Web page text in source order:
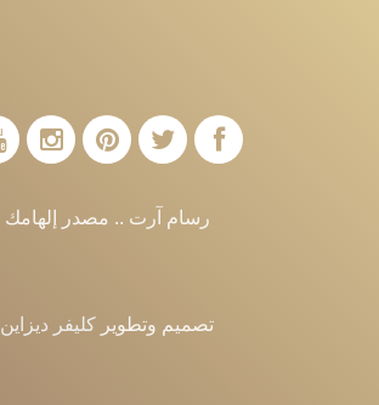
رسام آرت .. مصدر إلهامك
تصميم وتطوير كليفر ديزاين